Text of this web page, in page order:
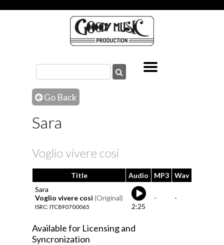
Go Back
Sara
Voglio vivere cosi
Title Audio MP3
Wav
Sara
Voglio vivere cosi (Original)
ISRC: ITC890700065 2:25
- -
Available for Licensing and
Syncronization